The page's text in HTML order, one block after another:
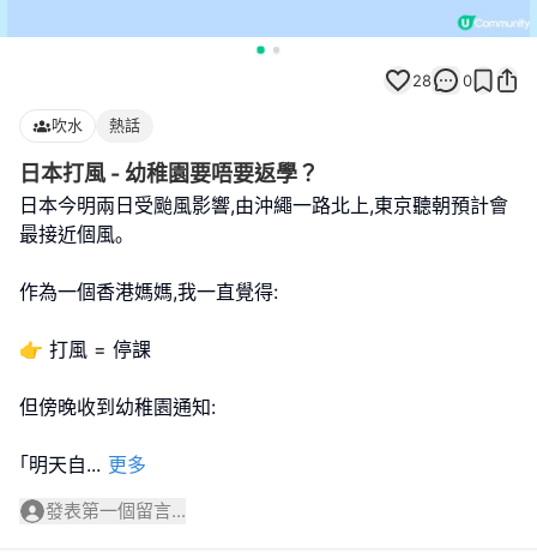
28 0
吹水 熱話
日本打風 - 幼稚園要唔要返學？
日本今明兩日受颱風影響,由沖繩一路北上,東京聽朝預計會
最接近個風｡
作為一個香港媽媽,我一直覺得:
👉 打風 = 停課
但傍晚收到幼稚園通知:
｢明天自... 更多
發表第一個留言...